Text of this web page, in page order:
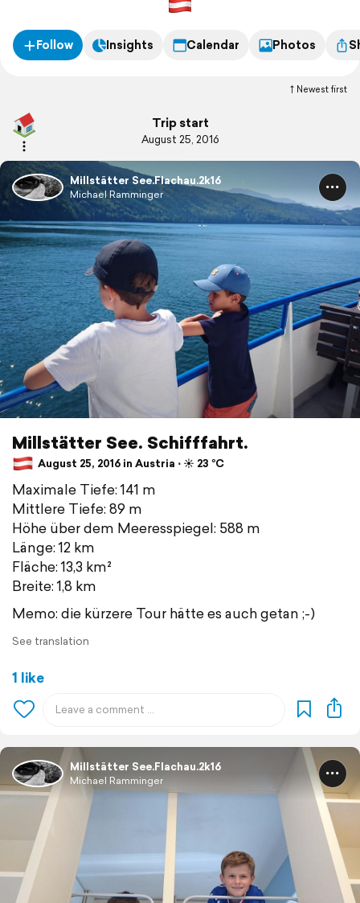
Follow Insights Calendar Photos
Newest first
Trip start
August 25, 2016
Millstätter See.Flachau.2k16
Michael Ramminger
Millstätter See. Schifffahrt.
August 25, 2016 in Austria ⋅ ☀️ 23 °C
Maximale Tiefe: 141 m
Mittlere Tiefe: 89 m
Höhe über dem Meeresspiegel: 588 m
Länge: 12 km
Fläche: 13,3 km²
Breite: 1,8 km
Memo: die kürzere Tour hätte es auch getan ;-)
See translation
1 like
Millstätter See.Flachau.2k16
Michael Ramminger